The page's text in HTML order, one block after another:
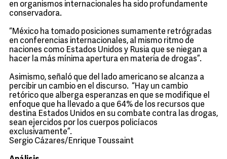
en organismos internacionales ha sido profundamente
conservadora.
“México ha tomado posiciones sumamente retrógradas
en conferencias internacionales, al mismo ritmo de
naciones como Estados Unidos y Rusia que se niegan a
hacer la más mínima apertura en materia de drogas”.
Asimismo, señaló que del lado americano se alcanza a
percibir un cambio en el discurso. “Hay un cambio
retórico que alberga esperanzas en que se modifique el
enfoque que ha llevado a que 64% de los recursos que
destina Estados Unidos en su combate contra las drogas,
sean ejercidos por los cuerpos policíacos
exclusivamente”.
Sergio Cázares/Enrique Toussaint